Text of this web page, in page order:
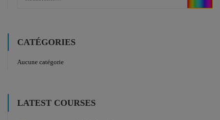
CATÉGORIES
Aucune catégorie
LATEST COURSES